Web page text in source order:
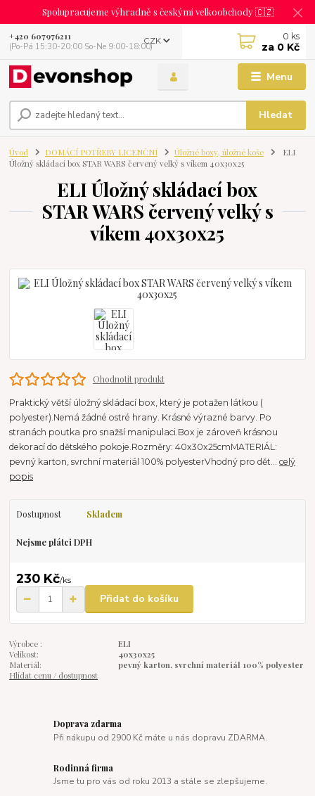
Spolupracujeme výhradně s českými velkoobchody 🇨🇿
Menu
CZK
Hledat
+420 607976211
(Po-Pá 15:30-20:00 So-Ne 9:00-18:00)
0 ks
za 0 Kč
Úvod DOMÁCÍ POTŘEBY LICENČNÍ Úložné boxy, úložné koše
ELI
Úložný skládací box STAR WARS červený velký s víkem 40x30x25
ELI Úložný skládací box
STAR WARS červený velký s
víkem 40x30x25
Ohodnotit produkt
Praktický větší úložný skládací box, který je potažen látkou (
polyester).Nemá žádné ostré hrany. Krásné výrazné barvy. Po
stranách poutka pro snažší manipulaci.Box je zároveň krásnou
dekorací do dětského pokoje.Rozměry: 40x30x25cmMATERIÁL:
pevný karton, svrchní materiál 100% polyesterVhodný pro dět...celý
popis
Dostupnost Skladem
Nejsme plátci DPH
230 Kč/ks
Přidat do košíku
Výrobce :
ELI
Velikost:
40x30x25
Materiál:
pevný karton, svrchní materiál 100% polyester
Hlídat cenu / dostupnost
Doprava zdarma
Při nákupu od 2900 Kč máte u nás dopravu ZDARMA.
Rodinná firma
Jsme tu pro vás od roku 2013 a stále se zlepšujeme.